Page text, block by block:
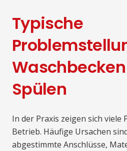
Typische
Spülen
In der Praxis zeigen sich viele
Betrieb. Häufige Ursachen
abgestimmte Anschlüsse,